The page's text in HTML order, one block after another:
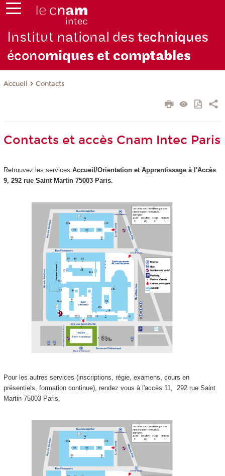
Institut national destechniques
économiques et comptables
Accueil Contacts
Contacts et accès Cnam Intec Paris
Retrouvez les services Accueil/Orientation et Apprentissage à l'Accès
9, 292 rue Saint Martin 75003 Paris.
Pour les autres services (inscriptions, régie, examens, cours en
présentiels, formation continue), rendez vous à l'accès 11, 292 rue Saint
Martin 75003 Paris.